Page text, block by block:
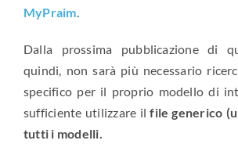
MyPraim.
Dalla prossima pubblicazione di
quindi, non sarà più necessario
specifico per il proprio modello di
sufficiente utilizzare il file generico
tutti i modelli.